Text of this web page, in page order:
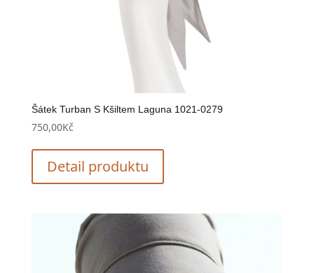
Šátek Turban S Kšiltem Laguna 1021-0279
750,00Kč
Detail produktu